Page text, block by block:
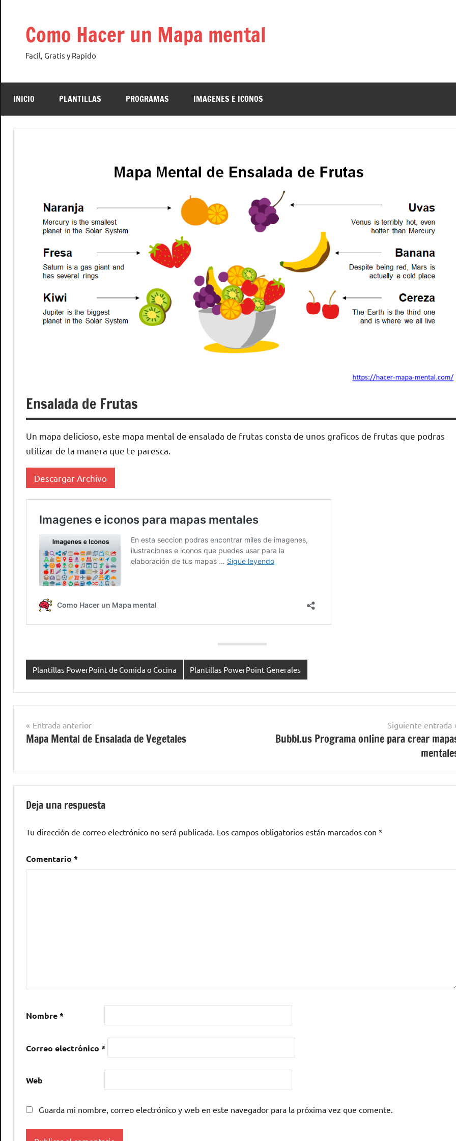
contenidoComo Hacer un Mapa mental
Facil, Gratis y Rapido
INICIO PLANTILLAS PROGRAMAS IMAGENES E ICONOS
Ensalada de Frutas
Un mapa delicioso, este mapa mental de ensalada de frutas consta de unos graficos de frutas que podras
utilizar de la manera que te paresca.
Descargar Archivo
Plantillas PowerPoint de Comida o Cocina Plantillas PowerPoint Generales
Navegación
de
Entrada anterior
Mapa Mental de Ensalada de Vegetales
Siguiente entrada
Bubbl.us Programa online para crear
Deja una respuesta
Tu dirección de correo electrónico no será publicada. Los campos obligatorios están marcados con *
Comentario *
Nombre*
Correo electrónico *
Web
Guarda mi nombre, correo electrónico y web en este navegador para la próxima vez que comente.